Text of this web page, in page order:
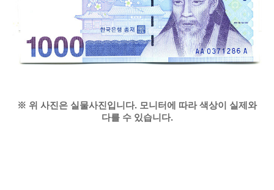
※ 위 사진은 실물사진입니다. 모니터에 따라 색상이 실제와
다를 수 있습니다.